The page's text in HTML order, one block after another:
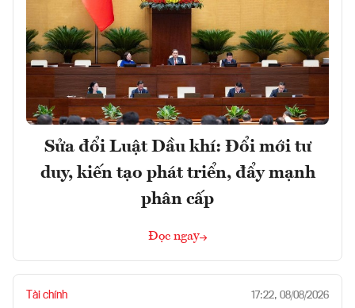
Sửa đổi Luật Dầu khí: Đổi mới tư
duy, kiến tạo phát triển, đẩy mạnh
phân cấp
Đọc ngay
Tài chính 17:22, 08/08/2026